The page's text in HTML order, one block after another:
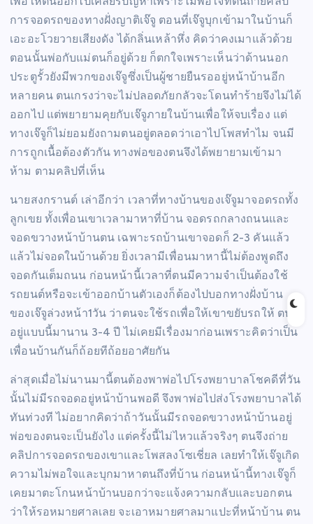
การจอดรถของทางฝั่งญาติเจ๊จู ตอนที่เจ๊จูบุกเข้ามาในบ้านก็
เอะอะโวยวายเสียงดัง ได้กลิ่นเหล้าหึ่ง คิดว่าคงเมาแล้วด้วย
ตอนนั้นพ่อกับแม่ตนก็อยู่ด้วย ก็ตกใจเพราะเห็นว่าด้านนอก
ประตูรั้วยังมีพวกของเจ๊จูซึ่งเป็นผู้ชายยืนรออยู่หน้าบ้านอีก
หลายคน ตนเกรงว่าจะไม่ปลอดภัยกลัวจะโดนทำร้ายจึงไม่ได้
ออกไป แต่พยายามคุยกับเจ๊จูภายในบ้านเพื่อให้จบเรื่อง แต่
ทางเจ๊จูก็ไม่ยอมยังถามตนอยู่ตลอดว่าเอาไปโพสทำไม จนมี
การถูกเนื้อต้องตัวกัน ทางพ่อของตนจึงได้พยายามเข้ามา
ห้าม ตามคลิปที่เห็น
นายสงกรานต์ เล่าอีกว่า เวลาที่ทางบ้านของเจ๊จูมาจอดรถทั้ง
ลูกเขย ทั้งเพื่อนเขาเวลามาหาที่บ้าน จอดรถกลางถนนและ
จอดขวางหน้าบ้านตน เฉพาะรถบ้านเขาจอดก็ 2-3 คันแล้ว
แล้วไม่จอดในบ้านด้วย ยิ่งเวลามีเพื่อนมาหานี้ไม่ต้องพูดถึง
จอดกันเต็มถนน ก่อนหน้านี้เวลาที่ตนมีความจำเป็นต้องใช้
รถยนต์หรือจะเข้าออกบ้านตัวเองก็ต้องไปบอกทางฝั่งบ้าน
ของเจ๊จูล่วงหน้า1วัน ว่าตนจะใช้รถเพื่อให้เขาขยับรถให้ ตน
อยู่แบบนี้มานาน 3-4 ปี ไม่เคยมีเรื่องมาก่อนเพราะคิดว่าเป็น
เพื่อนบ้านกันก็ถ้อยทีถ้อยอาศัยกัน
ล่าสุดเมื่อไม่นานมานี้ตนต้องพาพ่อไปโรงพยาบาลโชคดีที่วัน
นั้นไม่มีรถจอดอยู่หน้าบ้านพอดี จึงพาพ่อไปส่งโรงพยาบาลได้
ทันท่วงที ไม่อยากคิดว่าถ้าวันนั้นมีรถจอดขวางหน้าบ้านอยู่
พ่อของตนจะเป็นยังไง แต่ครั้งนี้ไม่ไหวแล้วจริงๆ ตนจึงถ่าย
คลิปการจอดรถของเขาและโพสลงโซเชี่ยล เลยทำให้เจ๊จูเกิด
ความไม่พอใจและบุกมาหาตนถึงที่บ้าน ก่อนหน้านี้ทางเจ๊จูก็
เคยมาตะโกนหน้าบ้านบอกว่าจะแจ้งความกลับและบอกตน
ว่าให้รอหมายศาลเลย จะเอาหมายศาลมาแปะที่หน้าบ้าน ตน